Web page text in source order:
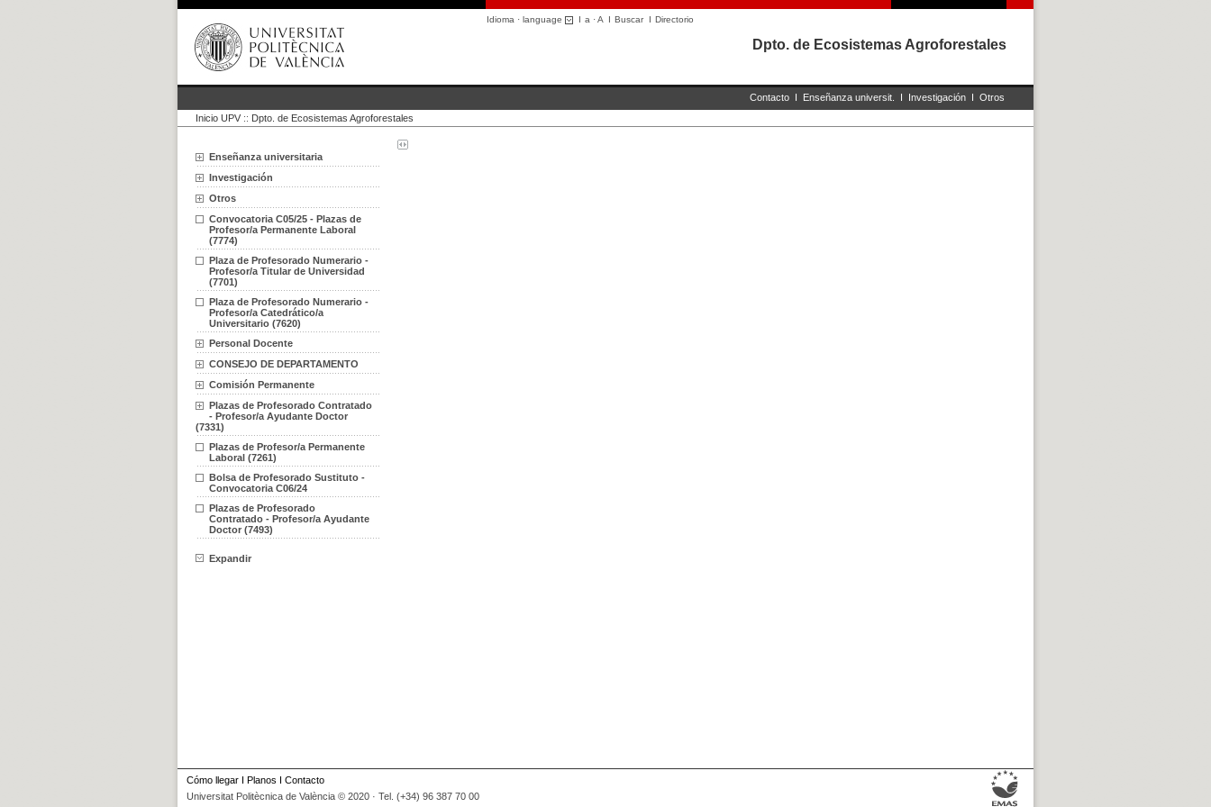
Idioma · language I a ·A I BuscarI Directorio
Dpto. de Ecosistemas Agroforestales
Contacto I Enseñanza universit. I Investigación I Otros
Inicio UPV :: Dpto. de Ecosistemas Agroforestales
Enseñanza universitaria
Investigación
Otros
Convocatoria C05/25 - Plazas de
Profesor/a Permanente Laboral
(7774)
Plaza de Profesorado Numerario -
Profesor/a Titular de Universidad
(7701)
Plaza de Profesorado Numerario -
Profesor/a Catedrático/a
Universitario (7620)
Personal Docente
CONSEJO DE DEPARTAMENTO
Comisión Permanente
Plazas de Profesorado Contratado
- Profesor/a Ayudante Doctor
(7331)
Plazas de Profesor/a Permanente
Laboral (7261)
Bolsa de Profesorado Sustituto -
Convocatoria C06/24
Plazas de Profesorado
Contratado - Profesor/a Ayudante
Doctor (7493)
Expandir
Cómo llegar I Planos I Contacto
Universitat Politècnica de València © 2020 · Tel. (+34) 96 387 70 00